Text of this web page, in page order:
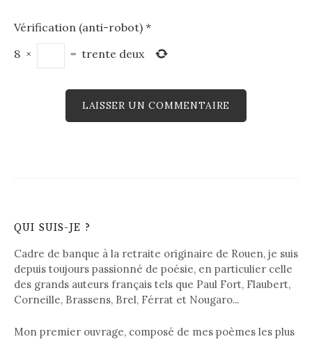
Vérification (anti-robot) *
8 × = trente deux
QUI SUIS-JE ?
Cadre de banque à la retraite originaire de Rouen, je suis
depuis toujours passionné de poésie, en particulier celle
des grands auteurs français tels que Paul Fort, Flaubert,
Corneille, Brassens, Brel, Férrat et Nougaro...
Mon premier ouvrage, composé de mes poèmes les plus